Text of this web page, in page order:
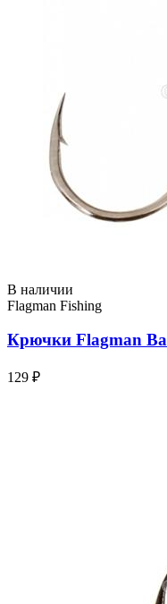
В наличии
Flagman Fishing
Крючки Flagman
129 ₽